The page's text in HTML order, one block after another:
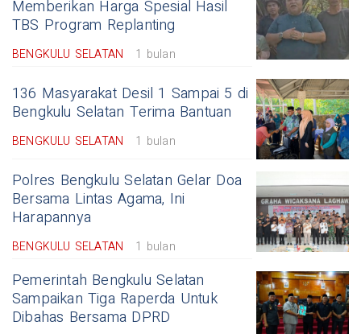
Memberikan Harga Spesial Hasil
TBS Program Replanting
BENGKULU SELATAN 1 bulan
136 Masyarakat Desil 1 Sampai 5 di
Bengkulu Selatan Terima Bantuan
BENGKULU SELATAN 1 bulan
Polres Bengkulu Selatan Gelar Doa
Bersama Lintas Agama, Ini
Harapannya
BENGKULU SELATAN 1 bulan
Pemerintah Bengkulu Selatan
Sampaikan Tiga Raperda Untuk
Dibahas Bersama DPRD